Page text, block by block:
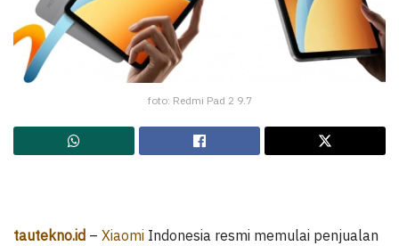
foto: Redmi Pad 2 9.7
tautekno.id – Xiaomi Indonesia resmi memulai penjualan